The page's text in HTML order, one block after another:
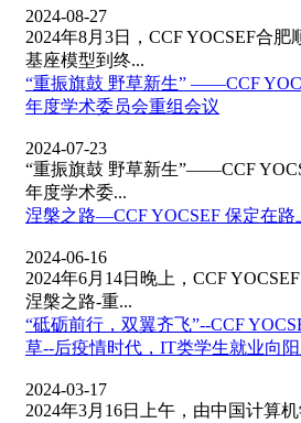
2024-08-27
2024年8月3日，CCF YOCSEF合
基座模型到终...
“重振旗鼓 野草新生” ——CCF
年度学术委员会重组会议
2024-07-23
“重振旗鼓 野草新生”——CCF
年度学术委...
涅槃之路—CCF YOCSEF 保定在路
2024-06-16
2024年6月14日晚上，CCF
涅槃之路-重...
“砥砺前行，双翼齐飞”--CCF
草--后疫情时代，IT类学生就业向
2024-03-17
2024年3月16日上午，由中国计算